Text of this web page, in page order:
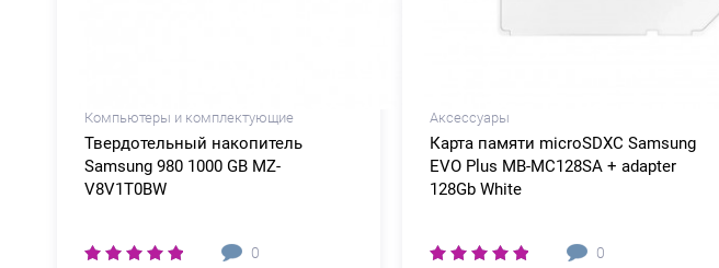
Компьютеры и комплектующие
Твердотельный накопитель
Samsung 980 1000 GB MZ-
V8V1T0BW
0
Аксессуары
Карта памяти microSDXC Samsung
EVO Plus MB-MC128SA + adapter
128Gb White
0